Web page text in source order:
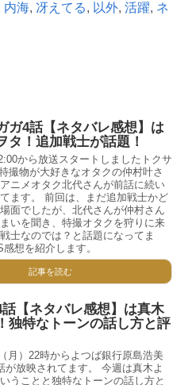
内海, 冴えてる, 以外, 活躍, ネ
ガ4話【ネタバレ感想】は
タ！追加戦士が話題！
から放送スタートしましたトクサ
撮物が大好きなオタクの仲村叶さ
ニメオタク北代さんが前話に続い
ます。 前回は、まだ追加戦士かど
面でしたが、北代さんが仲村さん
いを聞き、特撮オタクを狩りに来
士なのでは？と話題になってま
想を紹介します。
記事を読む
【ネタバレ感想】は真木
独特なトーンの話し方と評
月）22時からよつば銀行原島浩美
が放映されてます。 今週は真木よ
うことと独特なトーンの話し方と